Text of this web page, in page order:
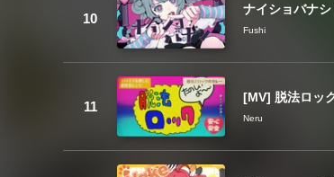
ナイショバナ
Fushi
[MV] 脱法ロッ
Neru